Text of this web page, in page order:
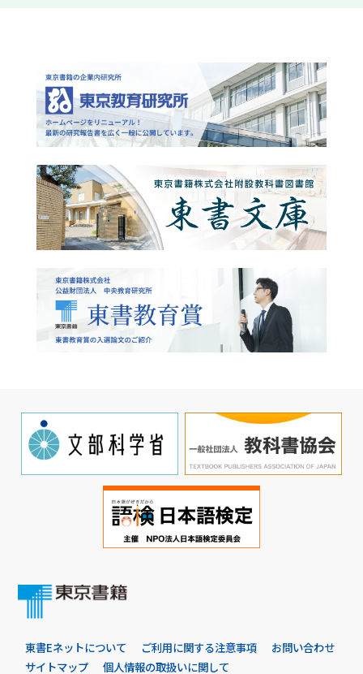
東書Eネットについて ご利用に関する注意事項
お問い合わせ
サイトマップ
個人情報の取扱いに関して